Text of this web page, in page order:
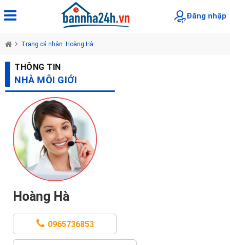
Đăng nhập
Trang cá nhân :Hoàng Hà
THÔNG TIN
NHÀ MÔI GIỚI
Hoàng Hà
0965736853